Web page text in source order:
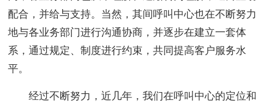
配合，并给与支持。当然，其间呼叫中心也在不断努力
地与各业务部门进行沟通协商，并逐步在建立一套体
系，通过规定、制度进行约束，共同提高客户服务水
平。
经过不断努力，近几年，我们在呼叫中心的定位和